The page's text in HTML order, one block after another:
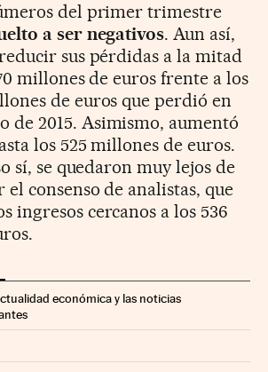
del primer trimestre
a ser negativos. Aun así,
sus pérdidas a la mitad
millones de euros frente a los
de euros que perdió en
de 2015. Asimismo, aumentó
los 525 millones de euros.
sí, se quedaron muy lejos de
consenso de analistas, que
ingresos cercanos a los 536
económica y las noticias
Cinco Días en Facebook
Cinco Días en Twitter